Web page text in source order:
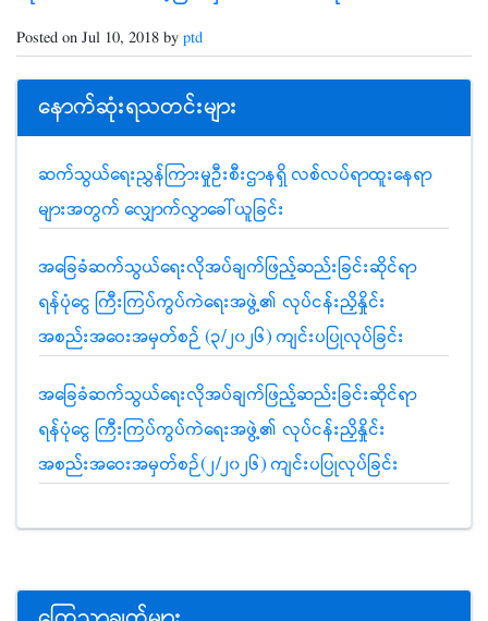
Posted on Jul 10, 2018 by ptd
နောက်ဆုံးရသတင်းများ
ဆက်သွယ်ရေးညွှန်ကြားမှုဦးစီးဌာနရှိ လစ်လပ်ရာထူးနေရာ
များအတွက် လျှောက်လွှာခေါ်ယူခြင်း
အခြေခံဆက်သွယ်ရေးလိုအပ်ချက်ဖြည့်ဆည်းခြင်းဆိုင်ရာ
ရန်ပုံငွေ ကြီးကြပ်ကွပ်ကဲရေးအဖွဲ့၏ လုပ်ငန်းညှိနှိုင်း
အစည်းအဝေးအမှတ်စဉ် (၃/၂၀၂၆) ကျင်းပပြုလုပ်ခြင်း
အခြေခံဆက်သွယ်ရေးလိုအပ်ချက်ဖြည့်ဆည်းခြင်းဆိုင်ရာ
ရန်ပုံငွေ ကြီးကြပ်ကွပ်ကဲရေးအဖွဲ့၏ လုပ်ငန်းညှိနှိုင်း
အစည်းအဝေးအမှတ်စဉ်(၂/၂၀၂၆) ကျင်းပပြုလုပ်ခြင်း